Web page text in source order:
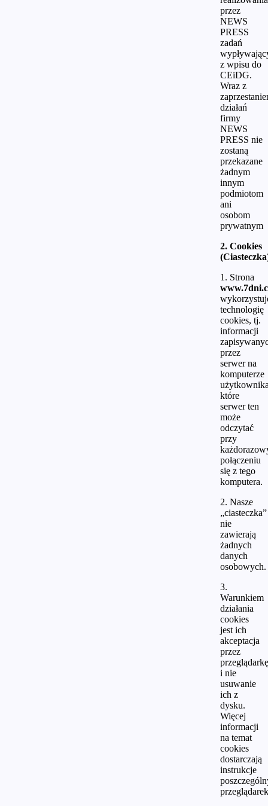
przez
NEWS
PRESS
zadań
z wpisu do
CEiDG.
Wraz z
działań
firmy
NEWS
PRESS nie
zostaną
przekazane
żadnym
innym
podmiotom
ani
osobom
prywatnym
2. Cookies
1. Strona
technologię
cookies, tj.
informacji
przez
serwer na
komputerze
które
serwer ten
może
odczytać
przy
połączeniu
się z tego
komputera.
2. Nasze
„ciasteczka”
nie
zawierają
żadnych
danych
osobowych.
3.
Warunkiem
działania
cookies
jest ich
akceptacja
przez
przeglądarkę
i nie
usuwanie
ich z
dysku.
Więcej
informacji
na temat
cookies
dostarczają
instrukcje